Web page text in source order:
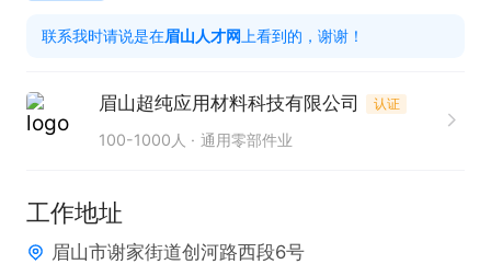
联系我时请说是在眉山人才网 上看到的，谢谢！
眉山超纯应用材料科技有限公司 认证
100-1000人 通用零部件业
工作地址
眉山市谢家街道创河路西段6号